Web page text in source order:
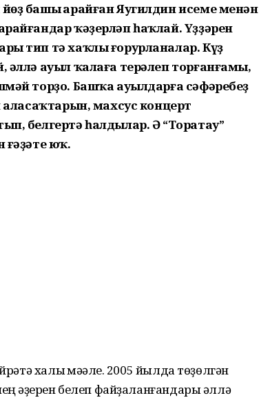
башы Ҡарайған Яугилдин исеме менән
ҡәҙерләп һаҡлай. Үҙҙәрен
тип тә хаҡлы ғорурланалар. Күҙ
ауыл ҡалаға терәлеп торғанғамы,
торҙо. Башҡа ауылдарға сәфәребеҙ
аласаҡтарын, махсус концерт
белгертә һалдылар. Ә “Торатау”
ғәҙәте юҡ.
халыҡ мәҡәле. 2005 йылда төҙөлгән
ҡәҙерен белеп файҙаланғандары әллә